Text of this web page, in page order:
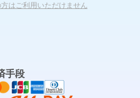
はご利用いただけません
手段